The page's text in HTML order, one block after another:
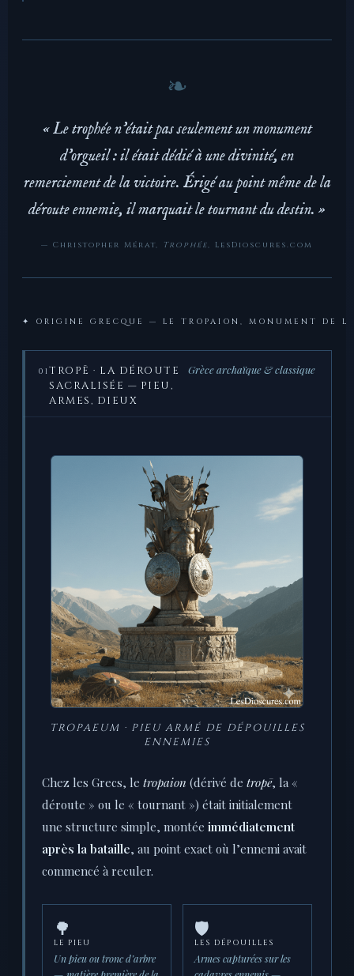
« Le trophée n’était pas seulement un monument
d’orgueil : il était dédié à une divinité, en
remerciement de la victoire. Érigé au point même de la
déroute ennemie, il marquait le tournant du destin. »
— Christopher Mérat, Trophée, LesDioscures.com
✦ ORIGINE GRECQUE — LE TROPAION, MONUMENT DE
01 TROPĒ · LA DÉROUTE
SACRALISÉE — PIEU,
ARMES, DIEUX
Grèce archaïque & classique
TROPAEUM · PIEU ARMÉ DE DÉPOUILLES
ENNEMIES
Chez les Grecs, le tropaion (dérivé de tropē, la «
déroute » ou le « tournant ») était initialement
une structure simple, montée immédiatement
après la bataille, au point exact où l’ennemi avait
commencé à reculer.
🌳
LE PIEU
Un pieu ou tronc d’arbre
🛡️
LES DÉPOUILLES
Armes capturées sur les